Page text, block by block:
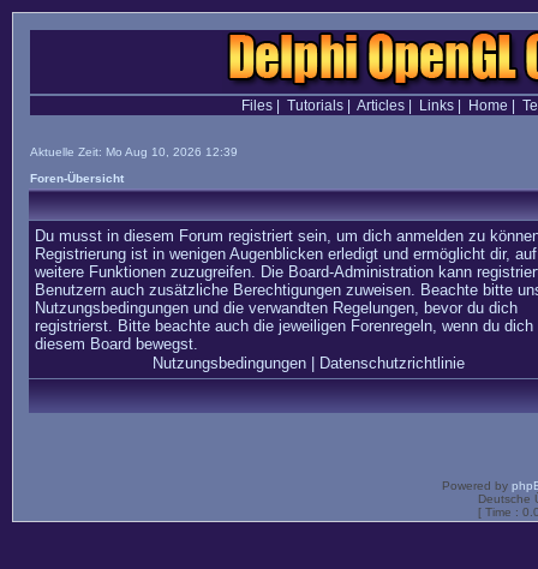
Files| Tutorials| Articles| Links| Home
Aktuelle Zeit: Mo Aug 10, 2026 12:39
Foren-Übersicht
Du musst in diesem Forum registriert sein, um dich anmelden zu
Registrierung ist in wenigen Augenblicken erledigt und ermöglicht dir, auf
weitere Funktionen zuzugreifen. Die Board-Administration kann
Benutzern auch zusätzliche Berechtigungen zuweisen. Beachte bitte
Nutzungsbedingungen und die verwandten Regelungen, bevor du dich
registrierst. Bitte beachte auch die jeweiligen Forenregeln, wenn du dich
diesem Board bewegst.
Nutzungsbedingungen| Datenschutzrichtlinie
Powered by
Deutsche
[ Time :